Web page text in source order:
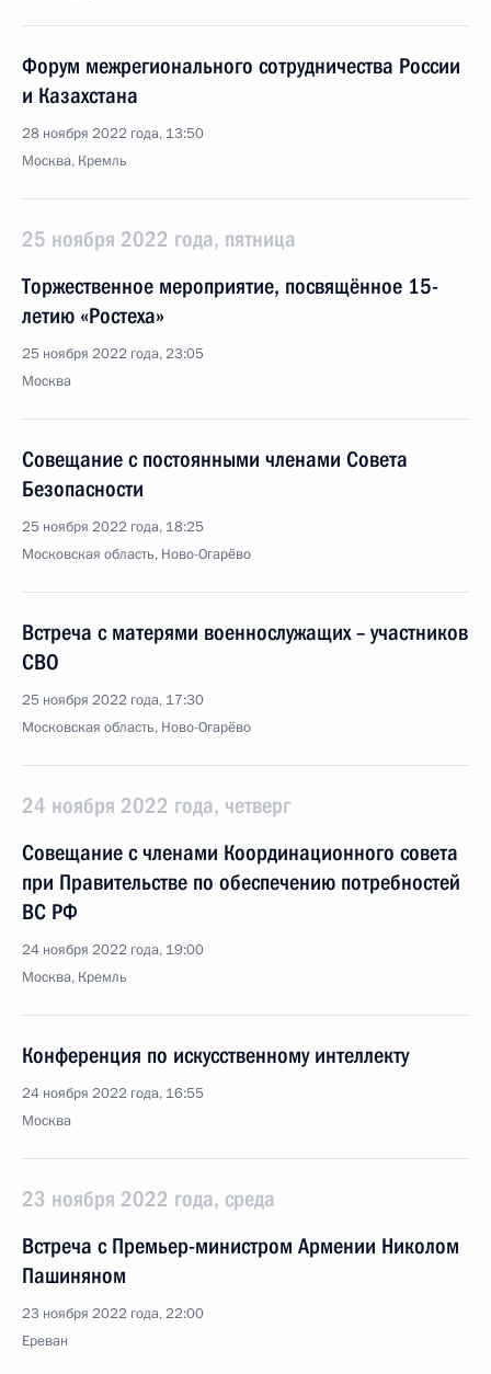
Форум межрегионального сотрудничества России
и Казахстана
28 ноября 2022 года, 13:50
Москва, Кремль
25 ноября 2022 года, пятница
Торжественное мероприятие, посвящённое 15-
летию «Ростеха»
25 ноября 2022 года, 23:05
Москва
Совещание с постоянными членами Совета
Безопасности
25 ноября 2022 года, 18:25
Московская область, Ново-Огарёво
Встреча с матерями военнослужащих – участников
СВО
25 ноября 2022 года, 17:30
Московская область, Ново-Огарёво
24 ноября 2022 года, четверг
Совещание с членами Координационного совета
при Правительстве по обеспечению потребностей
ВС РФ
24 ноября 2022 года, 19:00
Москва, Кремль
Конференция по искусственному интеллекту
24 ноября 2022 года, 16:55
Москва
23 ноября 2022 года, среда
Встреча с Премьер-министром Армении Николом
Пашиняном
23 ноября 2022 года, 22:00
Ереван